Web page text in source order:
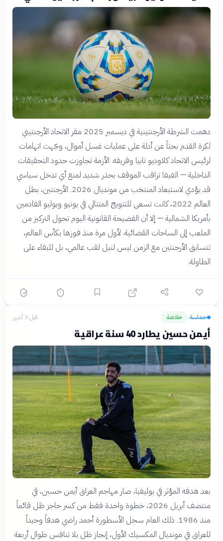
دهمت الشرطة الأرجنتينية في ديسمبر 2025 مقر الاتحاد الأرجنتيني
لكرة القدم بحثاً عن أدلة على عمليات غسل أموال، وجّهت اتهامات
لرئيس الاتحاد كلاوديو تابيا وفريقه. الأزمة تجاوزت حدود التحقيقات
الداخلية — الفيفا تراقب الموقف بحذر شديد لمنع أي تدخل سياسي
قد يؤدي لاستبعاد المنتخب من مونديال 2026. الأرجنتين، بطل
العالم 2022، كانت تسعى للتتويج المتتالي في يونيو ويوليو القادمين
بأمريكا الشمالية — إلا أن الفضيحة القانونية اليوم تحول التركيز من
الملعب إلى الساحات القضائية. لأول مرة منذ فوزها بكأس العالم،
تتسابق الأرجنتين مع الزمن ليس لنيل لقب عالمي، بل للبقاء على
الطاولة.
حماسة› خلاصة قبل 3 أشهر
أيمن حسين يطارد 40 سنة عراقية
بعد هدفه المؤثر في بوليفيا، صار مهاجم العراق أيمن حسين، في
منتصف أبريل 2026، خطوة واحدة فقط من كسر حاجز ظل قائماً
منذ 1986. ذلك العام سجل الأسطورة أحمد راضي هدفاً وحيداً
للعراق في مونديال المكسيك الأول، إنجاز ظل بلا تنافس طوال أربعة